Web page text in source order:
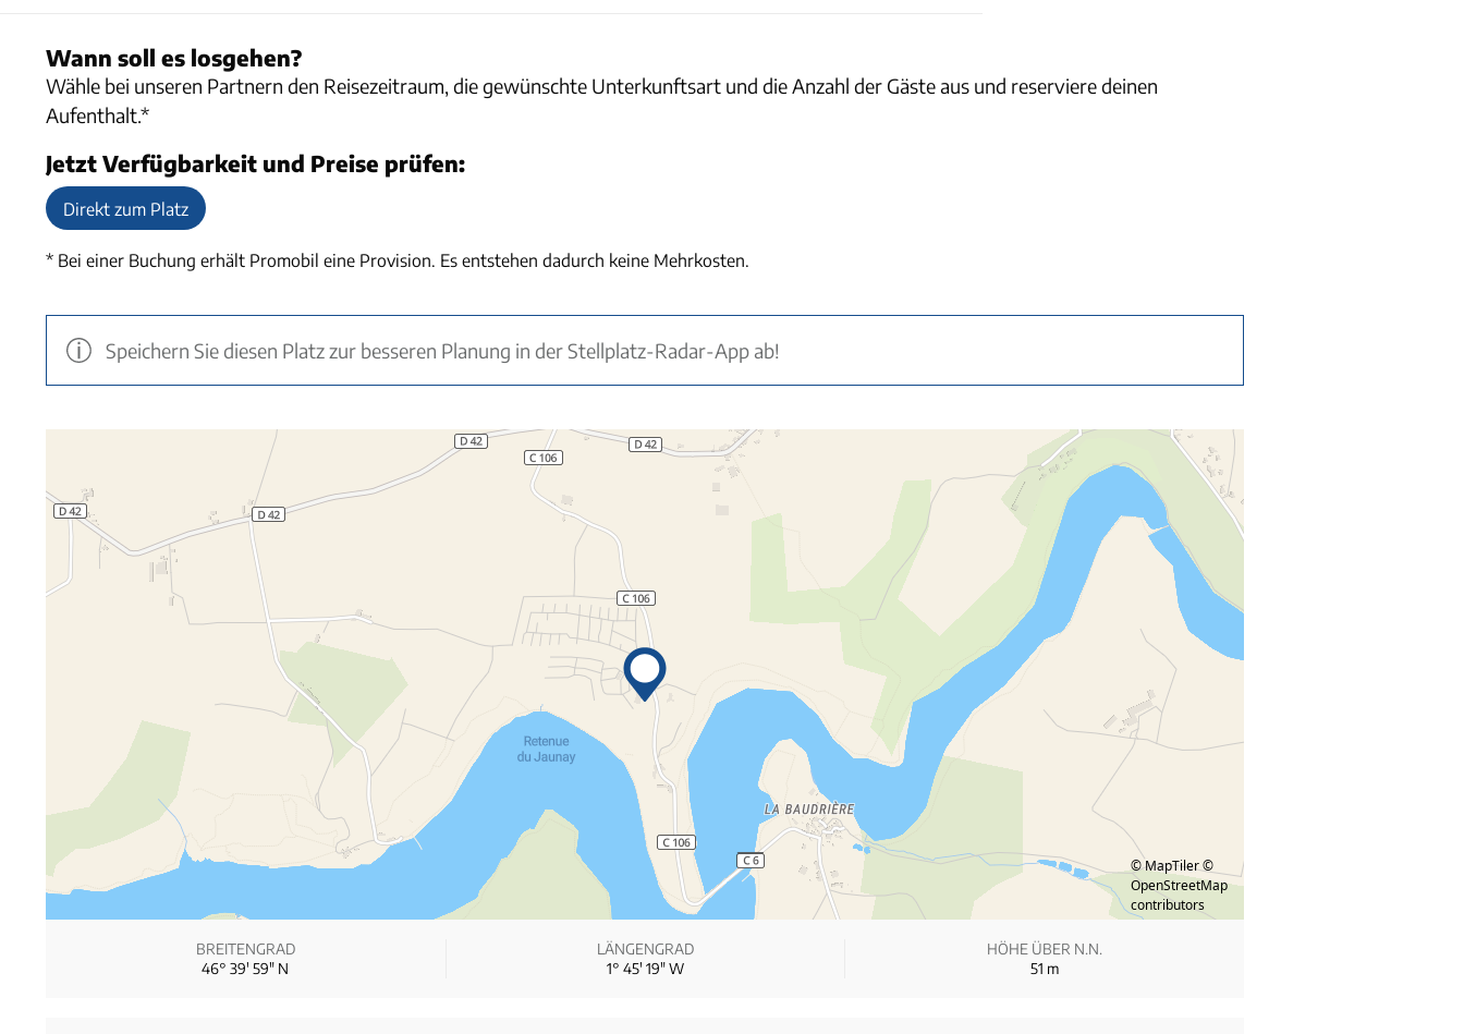
Wann soll es losgehen?
Wähle bei unseren Partnern den Reisezeitraum, die gewünschte Unterkunftsart und die Anzahl der Gäste aus und reserviere deinen
Aufenthalt.*
Jetzt Verfügbarkeit und Preise prüfen:
Direkt zum Platz
* Bei einer Buchung erhält Promobil eine Provision. Es entstehen dadurch keine Mehrkosten.
Speichern Sie diesen Platz zur besseren Planung in der Stellplatz-Radar-App ab!
© MapTiler ©
OpenStreetMap
contributors
BREITENGRAD
46° 39′ 59″ N
LÄNGENGRAD
1° 45′ 19″ W
HÖHE ÜBER N.N.
51 m